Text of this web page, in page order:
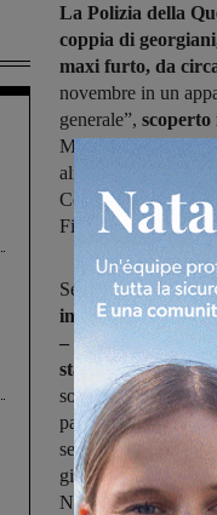
La Polizia della
coppia di
maxi furto, da
novembre in un
generale”,
Mobile ha
almeno due
Coverciano. Il
Firenze su richiesta
Secondo quanto
incastrare l’uomo
– tra le altre cose
stato messo a
sospetti degli
palazzo preso di
senza sosta,
giovedì scorso
Nazionale a